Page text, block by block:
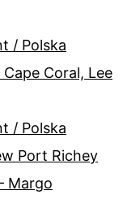
/ Polska
Coral, Lee
/ Polska
Port Richey
Margo